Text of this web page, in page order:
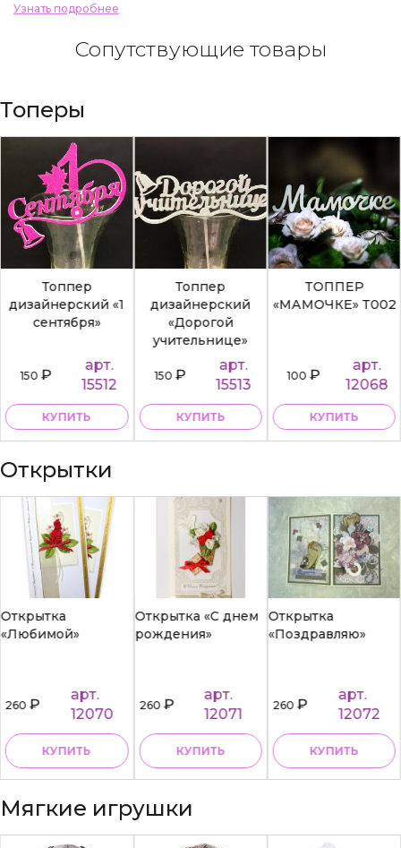
Узнать подробнее
Сопутствующие товары
Топеры
Топпер
дизайнерский «1
сентября»
150₽
арт.
15512
КУПИТЬ
Топпер
дизайнерский
«Дорогой
учительнице»
150₽
арт.
15513
КУПИТЬ
ТОППЕР
«МАМОЧКЕ» Т002
100₽
арт.
12068
КУПИТЬ
Открытки
Открытка
«Любимой»
260₽
арт.
12070
КУПИТЬ
Открытка «С днем
рождения»
260₽
арт.
12071
КУПИТЬ
Открытка
«Поздравляю»
260₽
арт.
12072
КУПИТЬ
Мягкие игрушки